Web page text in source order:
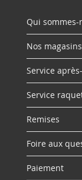
Qui sommes-
Nos magasins
Service
Service
Remises
Foire aux
Paiement